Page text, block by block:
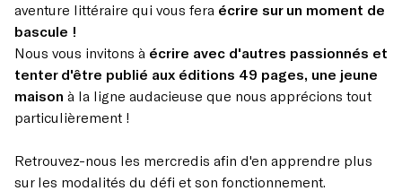
aventure littéraire qui vous fera écrire sur un moment de
bascule !
Nous vous invitons à écrire avec d'autres passionnés et
tenter d'être publié aux éditions 49 pages, une jeune
maison à la ligne audacieuse que nous apprécions tout
particulièrement !
Retrouvez-nous les mercredis afin d'en apprendre plus
sur les modalités du défi et son fonctionnement.